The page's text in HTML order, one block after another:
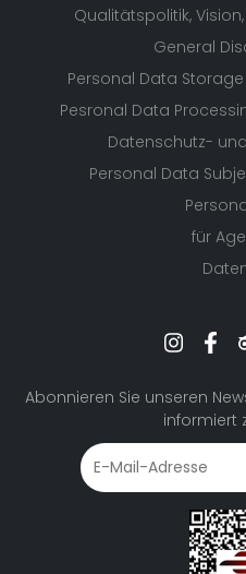
Qualitätspolitik,
General
Personal Data
Pesronal Data
Datenschutz-
Personal Data
für
Abonnieren Sie unseren
informiert